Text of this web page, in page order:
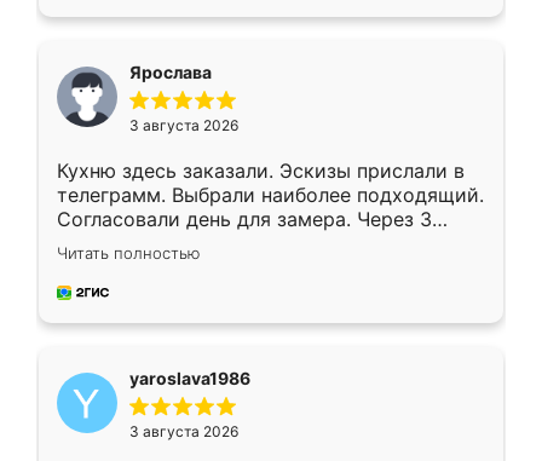
Ярослава
3 августа 2026
Кухню здесь заказали. Эскизы прислали в
телеграмм. Выбрали наиболее подходящий.
Согласовали день для замера. Через 3
недели кухня была уже готова. Остались
довольны работой. Спасибо Ренессанс
мебель за качественную работу!
Читать полностью
yaroslava1986
3 августа 2026